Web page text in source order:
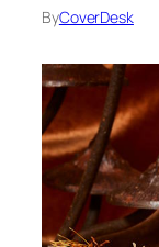
ByCoverDesk